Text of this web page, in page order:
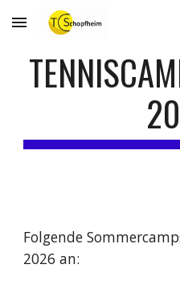
Skip to main content
Folgende
2026 an: